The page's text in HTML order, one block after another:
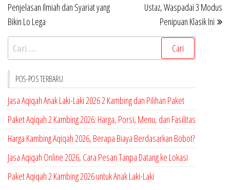
Penjelasan Ilmiah dan Syariat yang
Bikin Lo Lega
Ustaz, Waspadai 3 Modus
Penipuan Klasik Ini
Cari
untuk:
POS-POS TERBARU
Jasa Aqiqah Anak Laki-Laki 2026 2 Kambing dan Pilihan Paket
Paket Aqiqah 2 Kambing 2026: Harga, Porsi, Menu, dan Fasilitas
Harga Kambing Aqiqah 2026, Berapa Biaya Berdasarkan Bobot?
Jasa Aqiqah Online 2026, Cara Pesan Tanpa Datang ke Lokasi
Paket Aqiqah 2 Kambing 2026 untuk Anak Laki-Laki